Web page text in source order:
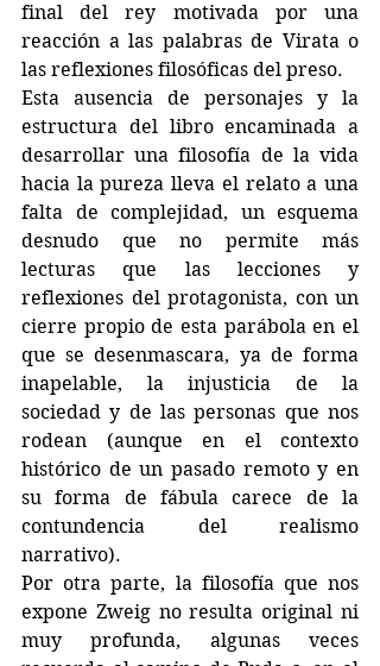
final del rey motivada por una
reacción a las palabras de Virata o
las reflexiones filosóficas del preso.
Esta ausencia de personajes y la
estructura del libro encaminada a
desarrollar una filosofía de la vida
hacia la pureza lleva el relato a una
falta de complejidad, un esquema
desnudo que no permite más
lecturas que las lecciones y
reflexiones del protagonista, con un
cierre propio de esta parábola en el
que se desenmascara, ya de forma
inapelable, la injusticia de la
sociedad y de las personas que nos
rodean (aunque en el contexto
histórico de un pasado remoto y en
su forma de fábula carece de la
contundencia del realismo
narrativo).
Por otra parte, la filosofía que nos
expone Zweig no resulta original ni
muy profunda, algunas veces